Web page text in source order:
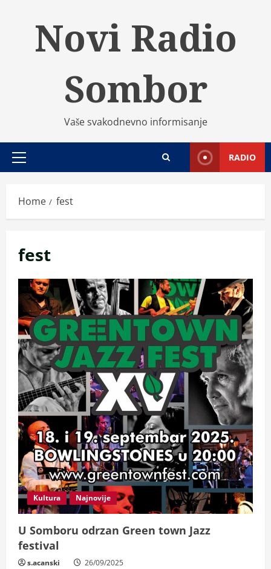
Novi Radio
Sombor
Vaše svakodnevno informisanje
Primary
RADIO
Home fest
fest
Kultura Najnovije
U Somboru odrzan Green town Jazz
festival
s.acanski 26/09/2025